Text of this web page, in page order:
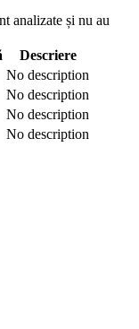
analizate și nu au
Descriere
No description
No description
No description
No description